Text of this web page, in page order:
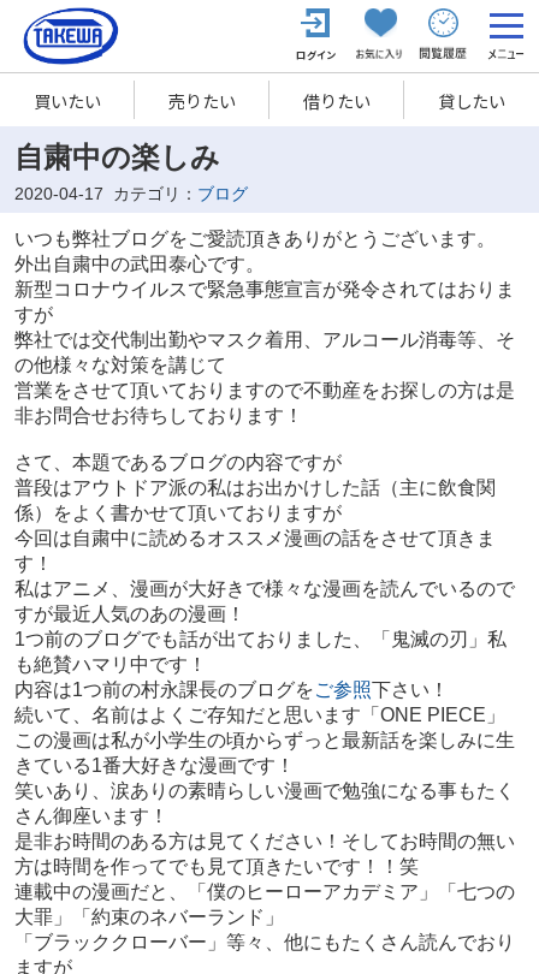
買いたい 売りたい 借りたい 貸したい
自粛中の楽しみ
2020-04-17 カテゴリ： ブログ
いつも弊社ブログをご愛読頂きありがとうございます。
外出自粛中の武田泰心です。
新型コロナウイルスで緊急事態宣言が発令されてはおりま
すが
弊社では交代制出勤やマスク着用、アルコール消毒等、そ
の他様々な対策を講じて
営業をさせて頂いておりますので不動産をお探しの方は是
非お問合せお待ちしております！
さて、本題であるブログの内容ですが
普段はアウトドア派の私はお出かけした話（主に飲食関
係）をよく書かせて頂いておりますが
今回は自粛中に読めるオススメ漫画の話をさせて頂きま
す！
私はアニメ、漫画が大好きで様々な漫画を読んでいるので
すが最近人気のあの漫画！
1つ前のブログでも話が出ておりました、「鬼滅の刃」私
も絶賛ハマリ中です！
内容は1つ前の村永課長のブログをご参照下さい！
続いて、名前はよくご存知だと思います「ONE PIECE」
この漫画は私が小学生の頃からずっと最新話を楽しみに生
きている1番大好きな漫画です！
笑いあり、涙ありの素晴らしい漫画で勉強になる事もたく
さん御座います！
是非お時間のある方は見てください！そしてお時間の無い
方は時間を作ってでも見て頂きたいです！！笑
連載中の漫画だと、「僕のヒーローアカデミア」「七つの
大罪」「約束のネバーランド」
「ブラッククローバー」等々、他にもたくさん読んでおり
ますが